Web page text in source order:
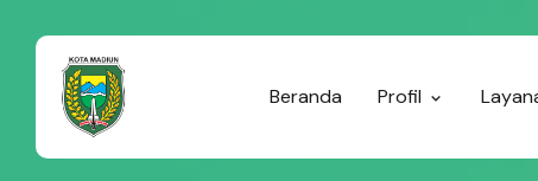
Beranda Profil